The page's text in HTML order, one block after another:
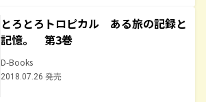
とろとろトロピカル ある旅の記録と
記憶。 第3巻
D-Books
2018.07.26 発売